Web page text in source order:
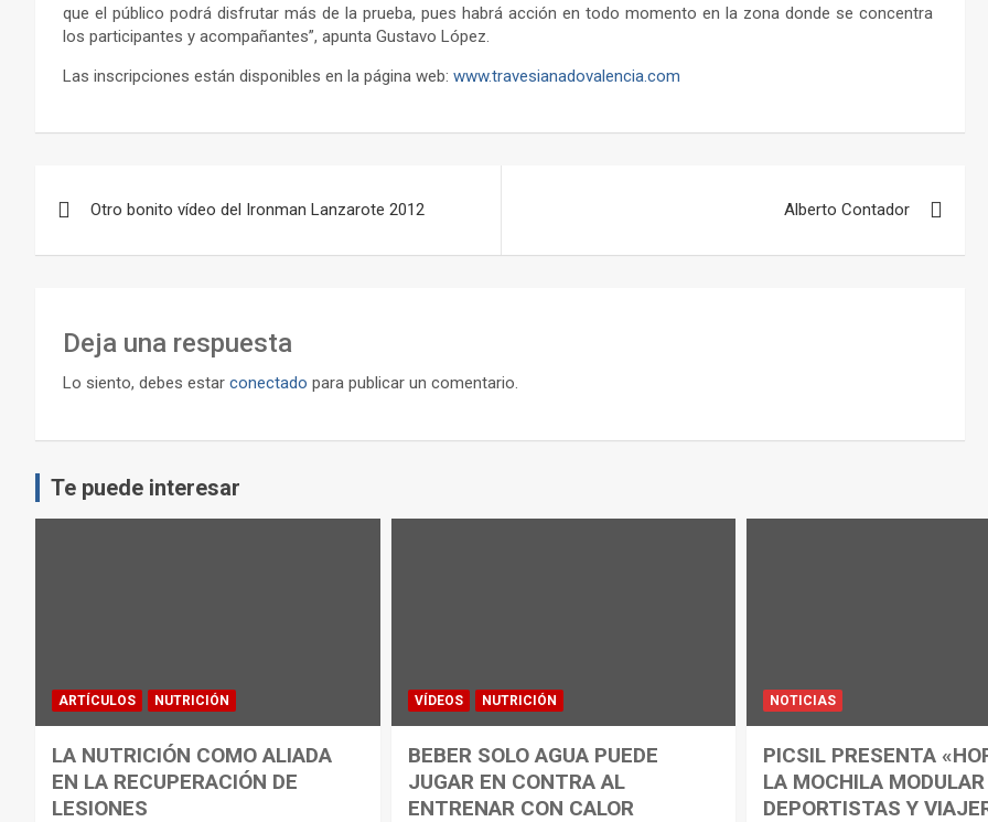
que el público podrá disfrutar más de la prueba, pues habrá acción en todo momento en la zona donde se concentra
los participantes y acompañantes”, apunta Gustavo López.
Las inscripciones están disponibles en la página web: www.travesianadovalencia.com
de
Otro bonito vídeo del Ironman Lanzarote 2012 Alberto Contador
Deja una respuesta
Lo siento, debes estar conectado para publicar un comentario.
Te puede interesar
ARTÍCULOS NUTRICIÓN
LA NUTRICIÓN COMO ALIADA
EN LA RECUPERACIÓN DE
LESIONES
VÍDEOS NUTRICIÓN
BEBER SOLO AGUA PUEDE
JUGAR EN CONTRA AL
ENTRENAR CON CALOR
NOTICIAS
PICSIL PRESENTA
LA MOCHILA
DEPORTISTAS Y